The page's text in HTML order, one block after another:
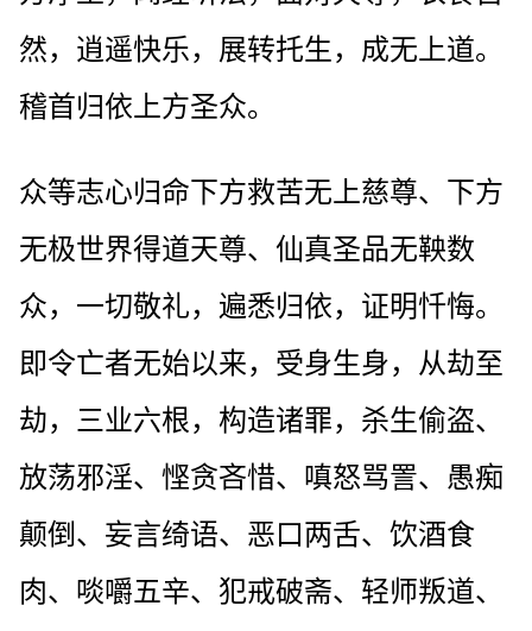
然，逍遥快乐，展转托生，成无上道。
稽首归依上方圣众。
众等志心归命下方救苦无上慈尊、下方
无极世界得道天尊、仙真圣品无鞅数
众，一切敬礼，遍悉归依，证明忏悔。
即令亡者无始以来，受身生身，从劫至
劫，三业六根，构造诸罪，杀生偷盗、
放荡邪淫、悭贪吝惜、嗔怒骂詈、愚痴
颠倒、妄言绮语、恶口两舌、饮酒食
肉、啖嚼五辛、犯戒破斋、轻师叛道、